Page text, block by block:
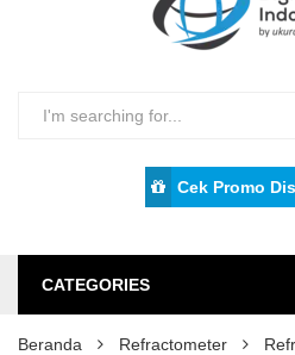
Cek Promo
CATEGORIES
Beranda Refractometer